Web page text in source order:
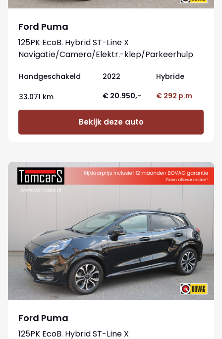
Ford Puma
125PK EcoB. Hybrid ST-Line X
Navigatie/Camera/Elektr.-klep/Parkeerhulp
Handgeschakeld 2022 Hybride
33.071 km € 20.950,- € 292 p.m
Bekijk deze auto
Ford Puma
125PK EcoB. Hybrid ST-Line X